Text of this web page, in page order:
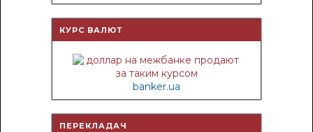
КУРС ВАЛЮТ
banker.ua
ПЕРЕКЛАДАЧ